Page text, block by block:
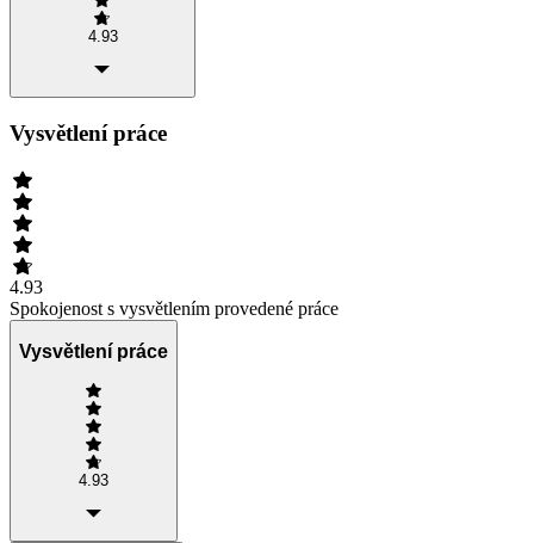
4.93
Vysvětlení práce
4.93
Spokojenost s vysvětlením provedené práce
Vysvětlení práce
4.93